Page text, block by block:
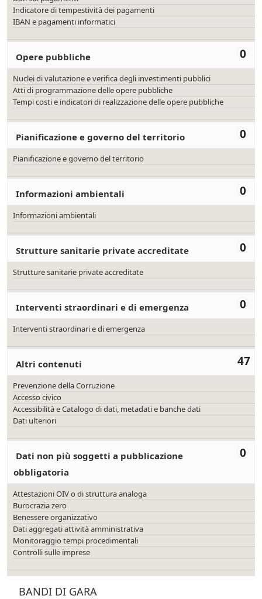
Indicatore di tempestività dei pagamenti
IBAN e pagamenti informatici
0
Opere pubbliche
Nuclei di valutazione e verifica degli investimenti pubblici
Atti di programmazione delle opere pubbliche
Tempi costi e indicatori di realizzazione delle opere pubbliche
0
Pianificazione e governo del territorio
Pianificazione e governo del territorio
0
Informazioni ambientali
Informazioni ambientali
0
Strutture sanitarie private accreditate
Strutture sanitarie private accreditate
0
Interventi straordinari e di emergenza
Interventi straordinari e di emergenza
47
Altri contenuti
Prevenzione della Corruzione
Accesso civico
Accessibilità e Catalogo di dati, metadati e banche dati
Dati ulteriori
0
Dati non più soggetti a pubblicazione
obbligatoria
Attestazioni OIV o di struttura analoga
Burocrazia zero
Benessere organizzativo
Dati aggregati attività amministrativa
Monitoraggio tempi procedimentali
Controlli sulle imprese
BANDI DI GARA